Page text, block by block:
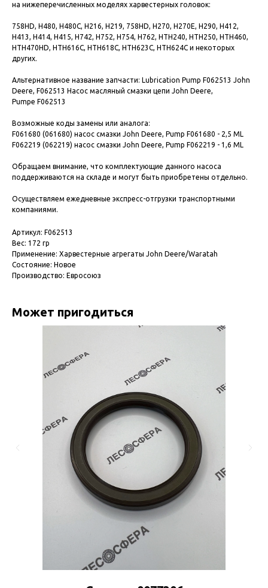
на нижеперечисленных моделях харвестерных головок:
758HD, H480, H480C, H216, H219, 758HD, H270, H270E, H290, H412,
H413, H414, H415, H742, H752, H754, H762, HTH240, HTH250, HTH460,
HTH470HD, HTH616C, HTH618C, HTH623C, HTH624C и некоторых
других.
Альтернативное название запчасти: Lubrication Pump F062513 John
Deere, F062513 Насос масляный смазки цепи John Deere,
Pumpe F062513
Возможные коды замены или аналога:
F061680 (061680) насос смазки John Deere, Pump F061680 - 2,5 ML
F062219 (062219) насос смазки John Deere, Pump F062219 - 1,6 ML
Обращаем внимание, что комплектующие данного насоса
поддерживаются на складе и могут быть приобретены отдельно.
Осуществляем ежедневные экспресс-отгрузки транспортными
компаниями.
Артикул: F062513
Вес: 172 гр
Применение: Харвестерные агрегаты John Deere/Waratah
Состояние: Новое
Производство: Евросоюз
Может пригодиться